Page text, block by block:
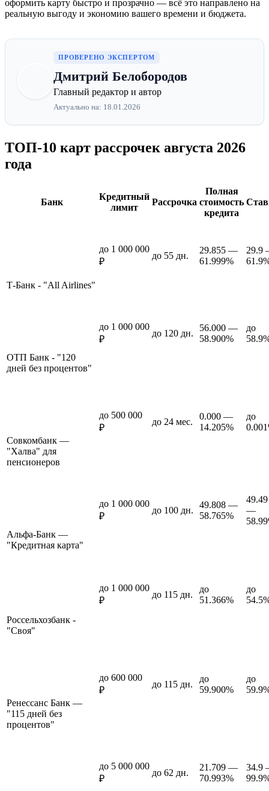
оформить карту быстро и прозрачно — всё это направлено на
реальную выгоду и экономию вашего времени и бюджета.
ПРОВЕРЕНО ЭКСПЕРТОМ
Дмитрий Белобородов
Главный редактор и автор
Актуально на: 18.01.2026
ТОП-10 карт рассрочек августа 2026
года
Банк
Кредитный
лимит
Рассрочка
Полная
стоимость
кредита
Т-Банк - "All Airlines"
до 1 000 000
₽
до 55 дн.
29.855 —
61.999%
29.9
ОТП Банк - "120
дней без процентов"
до 1 000 000
₽
до 120 дн.
56.000 —
58.900%
до
Совкомбанк —
"Халва" для
пенсионеров
до 500 000
₽
до 24 мес.
0.000 —
14.205%
до
Альфа-Банк —
"Кредитная карта"
до 1 000 000
₽
до 100 дн.
49.808 —
58.765%
49.49
—
Россельхозбанк -
"Своя"
до 1 000 000
₽
до 115 дн.
до
51.366%
до
Ренессанс Банк —
"115 дней без
процентов"
до 600 000
₽
до 115 дн.
до
59.900%
до
до 5 000 000
₽
до 62 дн.
21.709 —
70.993%
34.9